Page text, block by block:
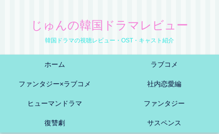
じゅんの韓国ドラマレビュー
韓国ドラマの視聴レビュー・OST・キャスト紹介
ホーム ラブコメ
ファンタジー×ラブコメ 社内恋愛編
ヒューマンドラマ ファンタジー
復讐劇 サスペンス